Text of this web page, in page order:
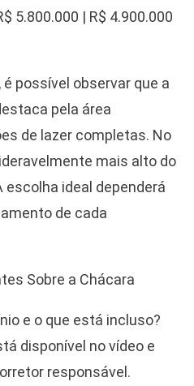
5.800.000 | R$ 4.900.000
possível observar que a
pela área
de lazer completas. No
mais alto do
ideal dependerá
de cada
Sobre a Chácara
e o que está incluso?
disponível no vídeo e
responsável.